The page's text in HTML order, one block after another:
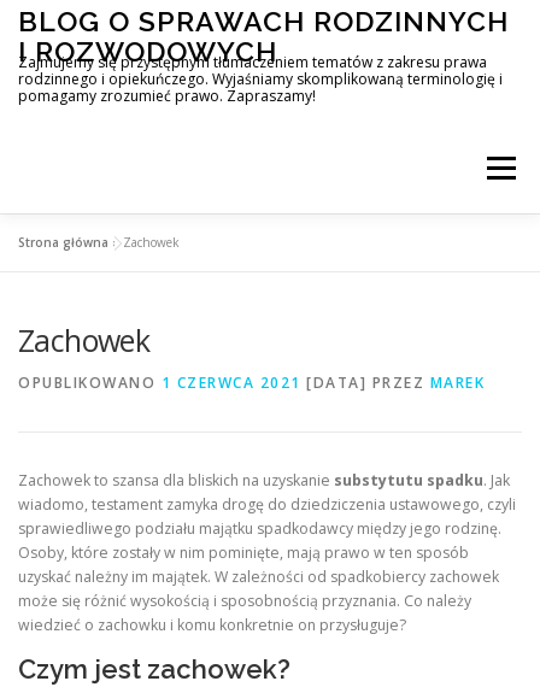
Przejdź
treści
BLOG O SPRAWACH RODZINNYCH
I ROZWODOWYCH
Zajmujemy się przystępnym tłumaczeniem tematów z zakresu prawa
rodzinnego i opiekuńczego. Wyjaśniamy skomplikowaną terminologię i
pomagamy zrozumieć prawo. Zapraszamy!
Menu
Strona główna »Zachowek
Zachowek
OPUBLIKOWANO 1 CZERWCA 2021 [DATA] PRZEZ MAREK
Zachowek to szansa dla bliskich na uzyskanie substytutu spadku. Jak
wiadomo, testament zamyka drogę do dziedziczenia ustawowego, czyli
sprawiedliwego podziału majątku spadkodawcy między jego rodzinę.
Osoby, które zostały w nim pominięte, mają prawo w ten sposób
uzyskać należny im majątek. W zależności od spadkobiercy zachowek
może się różnić wysokością i sposobnością przyznania. Co należy
wiedzieć o zachowku i komu konkretnie on przysługuje?
Czym jest zachowek?